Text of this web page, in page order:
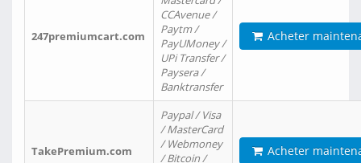
247premiumcart.com
CCAvenue /
Paytm /
PayUMoney /
UPi Transfer /
Paysera /
Banktransfer
Acheter
TakePremium.com
Paypal / Visa
/ MasterCard
/ Webmoney
/ Bitcoin /
Acheter